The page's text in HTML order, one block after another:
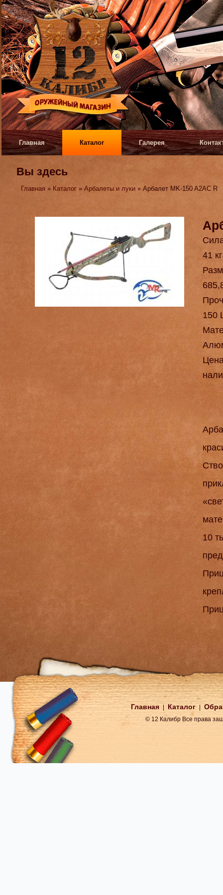
Главная Каталог Галерея
Вы здесь
Главная » Каталог »Арбалеты и луки » Арбалет MK-150 A2AC R
41
150
10
Главная Каталог
© 12 Калибр Все права